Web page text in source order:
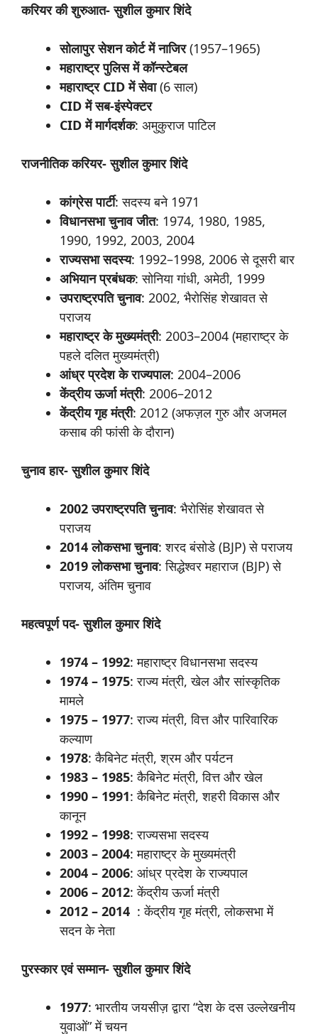
करियर की शुरुआत- सुशील कुमार शिंदे
सोलापुरसेशनकोर्टमेंनाजिर(1957–1965)
महाराष्ट्रपुलिसमेंकॉन्स्टेबल
महाराष्ट्र CIDमेंसेवा(6 साल)
CIDमेंसब-इंस्पेक्टर
CIDमेंमार्गदर्शक: अमुकुराज पाटिल
राजनीतिककरियर- सुशील कुमार शिंदे
कांग्रेसपार्टी: सदस्य बने 1971
विधानसभाचुनावजीत: 1974, 1980, 1985,
1990, 1992, 2003, 2004
राज्यसभासदस्य: 1992–1998, 2006 से दूसरी बार
अभियानप्रबंधक: सोनिया गांधी, अमेठी, 1999
उपराष्ट्रपतिचुनाव: 2002, भैरोसिंह शेखावत से
पराजय
महाराष्ट्र के मुख्यमंत्री: 2003–2004 (महाराष्ट्र के
पहले दलित मुख्यमंत्री)
आंध्रप्रदेशकेराज्यपाल: 2004–2006
केंद्रीय ऊर्जामंत्री: 2006–2012
केंद्रीय गृहमंत्री: 2012 (अफज़ल गुरु और अजमल
कसाब की फांसी के दौरान)
चुनावहार- सुशील कुमार शिंदे
2002 उपराष्ट्रपतिचुनाव: भैरोसिंह शेखावत से
पराजय
2014लोकसभाचुनाव: शरद बंसोडे (BJP) से पराजय
2019लोकसभाचुनाव: सिद्धेश्वर महाराज (BJP) से
पराजय, अंतिम चुनाव
महत्वपूर्णपद- सुशील कुमार शिंदे
1974 – 1992: महाराष्ट्र विधानसभा सदस्य
1974 – 1975: राज्य मंत्री, खेल और सांस्कृतिक
मामले
1975 – 1977: राज्य मंत्री, वित्त और पारिवारिक
कल्याण
1978: कैबिनेट मंत्री, श्रम और पर्यटन
1983 – 1985: कैबिनेट मंत्री, वित्त और खेल
1990 – 1991: कैबिनेट मंत्री, शहरी विकास और
कानून
1992 – 1998: राज्यसभा सदस्य
2003 – 2004: महाराष्ट्र के मुख्यमंत्री
2004 – 2006: आंध्र प्रदेश के राज्यपाल
2006 – 2012: केंद्रीय ऊर्जा मंत्री
2012 – 2014 : केंद्रीय गृह मंत्री, लोकसभा में
सदन के नेता
पुरस्कारएवंसम्मान- सुशील कुमार शिंदे
1977: भारतीय जयसीज़ द्वारा “देश के दस उल्लेखनीय
युवाओं” में चयन